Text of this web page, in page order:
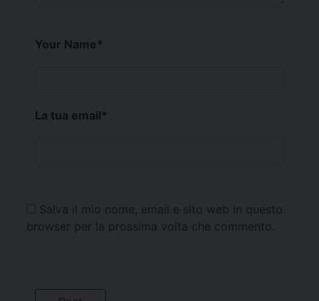
Your Name*
La tua email*
Salva il mio nome, email e sito web in questo
browser per la prossima volta che commento.